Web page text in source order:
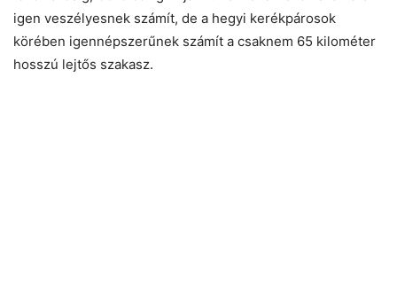
igen veszélyesnek számít, de a hegyi kerékpárosok
körében igennépszerűnek számít a csaknem 65 kilométer
hosszú lejtős szakasz.